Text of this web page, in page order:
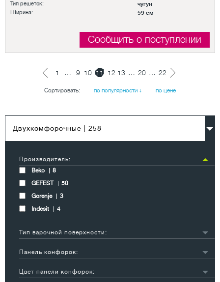
Тип решеток: чугун
Ширина: 59 см
Сообщить о поступлении
1 9 10 11 12 13 20 22
Сортировать: по популярности ↓ по цене
Двухкомфорочные | 258
Производитель:
Beko
8
GEFEST
50
Gorenje
3
Indesit
4
Тип варочной поверхности:
индукционная
6
Панель конфорок:
нержавеющая сталь
6
Цвет панели конфорок: